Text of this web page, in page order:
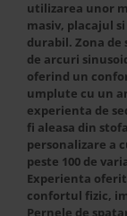
utilizarea unor
masiv, placajul
durabil. Zona
de arcuri
oferind un
umplute cu un
experienta de
fi aleasa din
personalizare a
peste 100 de
Experienta
confortul fizic,